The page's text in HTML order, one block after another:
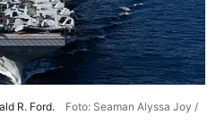
R. Ford.
Foto: Seaman Alyssa Joy /